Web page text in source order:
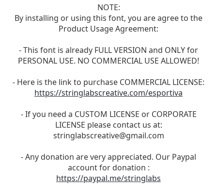
NOTE:
By installing or using this font, you are agree to the
Product Usage Agreement:
- This font is already FULL VERSION and ONLY for
PERSONAL USE. NO COMMERCIAL USE ALLOWED!
- Here is the link to purchase COMMERCIAL LICENSE:
https://stringlabscreative.com/esportiva
- If you need a CUSTOM LICENSE or CORPORATE
LICENSE please contact us at:
stringlabscreative@gmail.com
- Any donation are very appreciated. Our Paypal
account for donation :
https://paypal.me/stringlabs